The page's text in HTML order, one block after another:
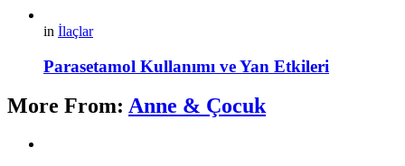
in İlaçlar
Parasetamol Kullanımı ve Yan Etkileri
More From: Anne & Çocuk